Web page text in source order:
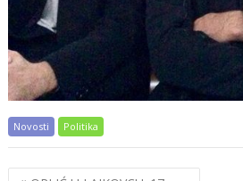
Novosti Politika